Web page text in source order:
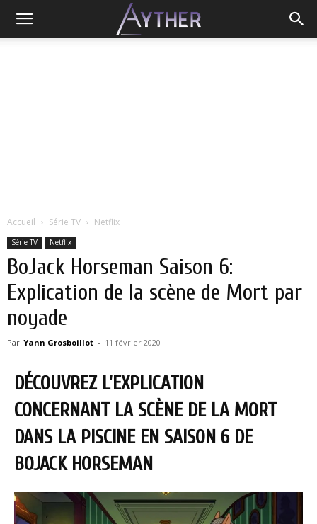
Accueil Série TV Netflix
Série TV Netflix
BoJack Horseman Saison 6:
Explication de la scène de Mort par
noyade
Par Yann Grosboillot - 11 février 2020
DÉCOUVREZ L’EXPLICATION
CONCERNANT LA SCÈNE DE LA MORT
DANS LA PISCINE EN SAISON 6 DE
BOJACK HORSEMAN